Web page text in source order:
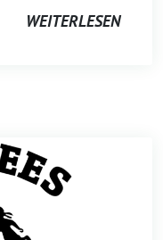
WEITERLESEN